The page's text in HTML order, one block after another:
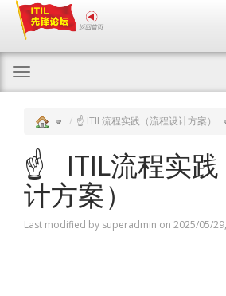
☝ ITIL流程实践（流程设计方案）
☝ ITIL流程实践
计方案）
Last modified by superadmin on 2025/05/